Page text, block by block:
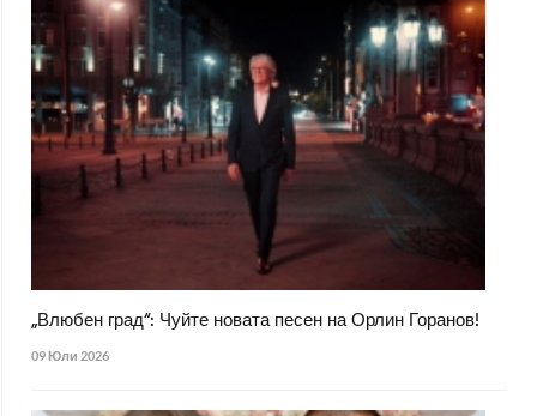
„Влюбен град“: Чуйте новата песен на Орлин Горанов!
09 Юли 2026